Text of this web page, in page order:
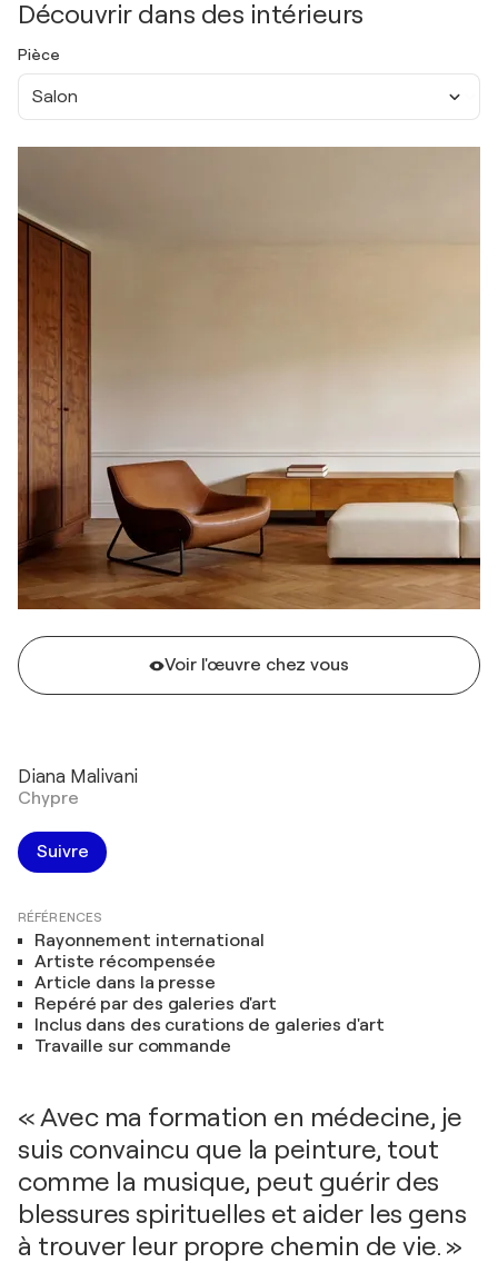
Découvrir dans des intérieurs
Pièce
Salon
Voir l'œuvre chez vous
Diana Malivani
Chypre
Suivre
RÉFÉRENCES
Rayonnement international
Artiste récompensée
Article dans la presse
Repéré par des galeries d'art
Inclus dans des curations de galeries d'art
Travaille sur commande
« Avec ma formation en médecine, je
suis convaincu que la peinture, tout
comme la musique, peut guérir des
blessures spirituelles et aider les gens
à trouver leur propre chemin de vie. »